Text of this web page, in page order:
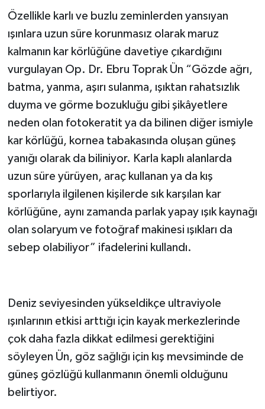
Özellikle karlı ve buzlu zeminlerden yansıyan
ışınlara uzun süre korunmasız olarak maruz
kalmanın kar körlüğüne davetiye çıkardığını
vurgulayan Op. Dr. Ebru Toprak Ün “Gözde ağrı,
batma, yanma, aşırı sulanma, ışıktan rahatsızlık
duyma ve görme bozukluğu gibi şikâyetlere
neden olan fotokeratit ya da bilinen diğer ismiyle
kar körlüğü, kornea tabakasında oluşan güneş
yanığı olarak da biliniyor. Karla kaplı alanlarda
uzun süre yürüyen, araç kullanan ya da kış
sporlarıyla ilgilenen kişilerde sık karşılan kar
körlüğüne, aynı zamanda parlak yapay ışık kaynağı
olan solaryum ve fotoğraf makinesi ışıkları da
sebep olabiliyor” ifadelerini kullandı.
Deniz seviyesinden yükseldikçe ultraviyole
ışınlarının etkisi arttığı için kayak merkezlerinde
çok daha fazla dikkat edilmesi gerektiğini
söyleyen Ün, göz sağlığı için kış mevsiminde de
güneş gözlüğü kullanmanın önemli olduğunu
belirtiyor.